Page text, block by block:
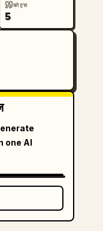
कोट्स
5
one AI